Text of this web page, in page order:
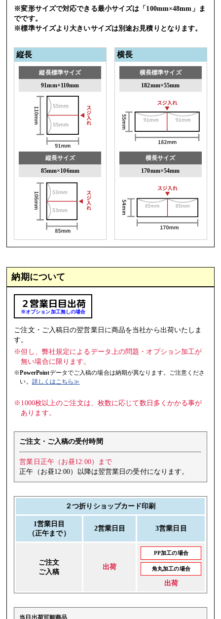
※変形サイズで対応できる最小サイズは「100mm×48mm」ま
でです。
※標準サイズより大きいサイズは別途お見積りとなります。
縦長
縦長標準サイズ
91mm×110mm
縦長サイズ
85mm×106mm
横長
横長標準サイズ
182mm×55mm
横長サイズ
170mm×54mm
納期について
２営業日目出荷
※オプション加工無しの場合
ご注文・ご入稿日の翌営業日に商品を当社から出荷いたしま
す。
※但し、弊社規定によるデータ上の問題・オプション加工が
無い場合に限ります。
※PowerPointデータでご入稿の場合は納期が異なります。ご注意くださ
い。 詳しくはこちら≫
※1000枚以上のご注文は、枚数に応じて数日多くかかる事が
あります。
ご注文・ご入稿の受付時間
営業日正午（お昼12:00）まで
正午（お昼12:00）以降は翌営業日の受付になります。
２つ折りショップカード印刷
1営業日目
（正午まで）
2営業日目 3営業日目
ご注文
ご入稿
出荷
PP加工の場合
角丸加工の場合
出荷
当日出荷可能商品